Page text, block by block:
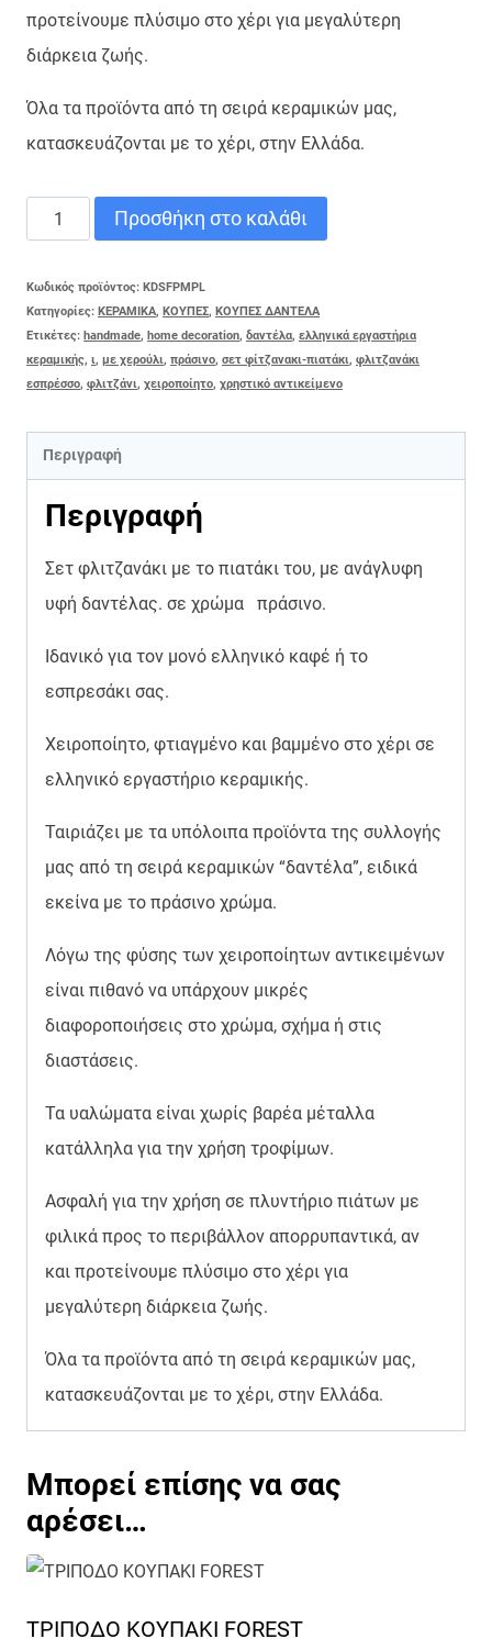
προτείνουμε πλύσιμο στο χέρι για μεγαλύτερη
διάρκεια ζωής.
Όλα τα προϊόντα από τη σειρά κεραμικών μας,
κατασκευάζονται με το χέρι, στην Ελλάδα.
ΦΛΙΤΖΑΝΙ
&
ΠΙΑΤΑΚΙ
ΕΣΠΡΕΣΣΟ
FOREST
ποσότητα
Προσθήκη στο καλάθι
Κωδικός προϊόντος: KDSFPMPL
Κατηγορίες: ΚΕΡΑΜΙΚΑ, ΚΟΥΠΕΣ, ΚΟΥΠΕΣ ΔΑΝΤΕΛΑ
Ετικέτες: handmade, home decoration, δαντέλα, ελληνικά εργαστήρια
κεραμικής, ι, με χερούλι, πράσινο, σετ φίτζανακι-πιατάκι, φλιτζανάκι
εσπρέσσο, φλιτζάνι, χειροποίητο, χρηστικό αντικείμενο
Περιγραφή
Περιγραφή
Σετ φλιτζανάκι με το πιατάκι του, με ανάγλυφη
υφή δαντέλας. σε χρώμα πράσινο.
Ιδανικό για τον μονό ελληνικό καφέ ή το
εσπρεσάκι σας.
Χειροποίητο, φτιαγμένο και βαμμένο στο χέρι σε
ελληνικό εργαστήριο κεραμικής.
Ταιριάζει με τα υπόλοιπα προϊόντα της συλλογής
μας από τη σειρά κεραμικών “δαντέλα”, ειδικά
εκείνα με το πράσινο χρώμα.
Λόγω της φύσης των χειροποίητων αντικειμένων
είναι πιθανό να υπάρχουν μικρές
διαφοροποιήσεις στο χρώμα, σχήμα ή στις
διαστάσεις.
Τα υαλώματα είναι χωρίς βαρέα μέταλλα
κατάλληλα για την χρήση τροφίμων.
Ασφαλή για την χρήση σε πλυντήριο πιάτων με
φιλικά προς το περιβάλλον απορρυπαντικά, αν
και προτείνουμε πλύσιμο στο χέρι για
μεγαλύτερη διάρκεια ζωής.
Όλα τα προϊόντα από τη σειρά κεραμικών μας,
κατασκευάζονται με το χέρι, στην Ελλάδα.
Μπορεί επίσης να σας
αρέσει…
ΤΡΙΠΟΔΟ ΚΟΥΠΑΚΙ FOREST